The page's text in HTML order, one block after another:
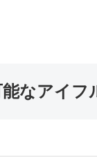
なアイフ